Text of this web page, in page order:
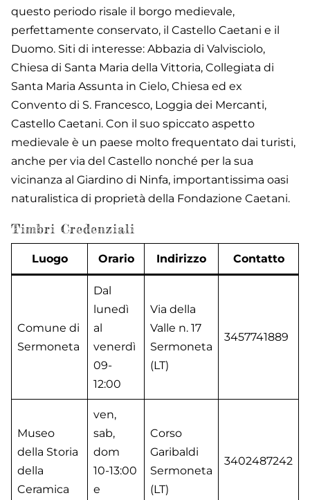
questo periodo risale il borgo medievale,
perfettamente conservato, il Castello Caetani e il
Duomo. Siti di interesse: Abbazia di Valvisciolo,
Chiesa di Santa Maria della Vittoria, Collegiata di
Santa Maria Assunta in Cielo, Chiesa ed ex
Convento di S. Francesco, Loggia dei Mercanti,
Castello Caetani. Con il suo spiccato aspetto
medievale è un paese molto frequentato dai turisti,
anche per via del Castello nonché per la sua
vicinanza al Giardino di Ninfa, importantissima oasi
naturalistica di proprietà della Fondazione Caetani.
Timbri Credenziali
Luogo Orario Indirizzo Contatto
Comune di
Sermoneta
Dal
lunedì
al
venerdì
09-
12:00
Via della
Valle n. 17
Sermoneta
(LT)
3457741889
Museo
della Storia
della
Ceramica
ven,
sab,
dom
10-13:00
e
Corso
Garibaldi
Sermoneta
(LT)
3402487242